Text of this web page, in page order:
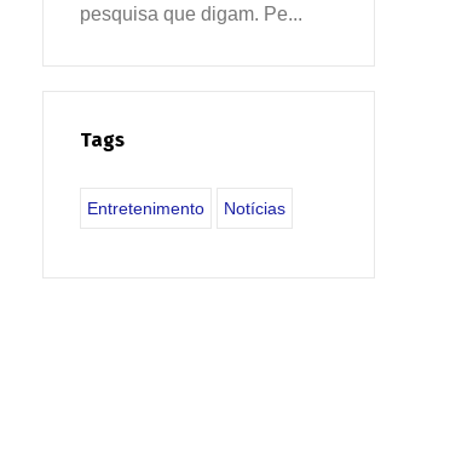
pesquisa que digam. Pe...
Tags
Entretenimento Notícias